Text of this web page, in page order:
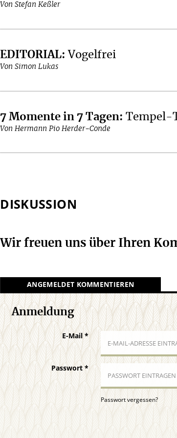
Von Stefan Keßler
EDITORIAL: Vogelfrei
Von Simon Lukas
7 Momente in 7 Tagen:Tempel-
Von Hermann Pio Herder-Conde
DISKUSSION
Wir freuen uns über Ihren
ANGEMELDET KOMMENTIEREN
Anmeldung
E-Mail *
Passwort*
Passwort vergessen?